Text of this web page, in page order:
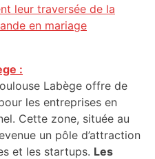
leur traversée de la
en mariage
:
Labège offre de
les entreprises en
Cette zone, située au
un pôle d’attraction
et les startups. Les